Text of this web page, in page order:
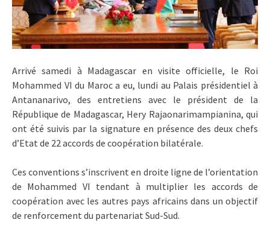
Arrivé samedi à Madagascar en visite officielle, le Roi
Mohammed VI du Maroc a eu, lundi au Palais présidentiel à
Antananarivo, des entretiens avec le président de la
République de Madagascar, Hery Rajaonarimampianina, qui
ont été suivis par la signature en présence des deux chefs
d’Etat de 22 accords de coopération bilatérale.
Ces conventions s’inscrivent en droite ligne de l’orientation
de Mohammed VI tendant à multiplier les accords de
coopération avec les autres pays africains dans un objectif
de renforcement du partenariat Sud-Sud.